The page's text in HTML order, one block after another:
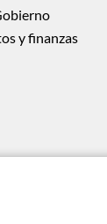
y finanzas